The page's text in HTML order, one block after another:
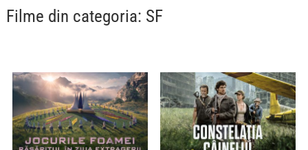
Filme din categoria: SF